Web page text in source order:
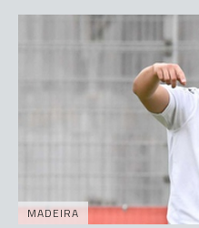
MADEIRA